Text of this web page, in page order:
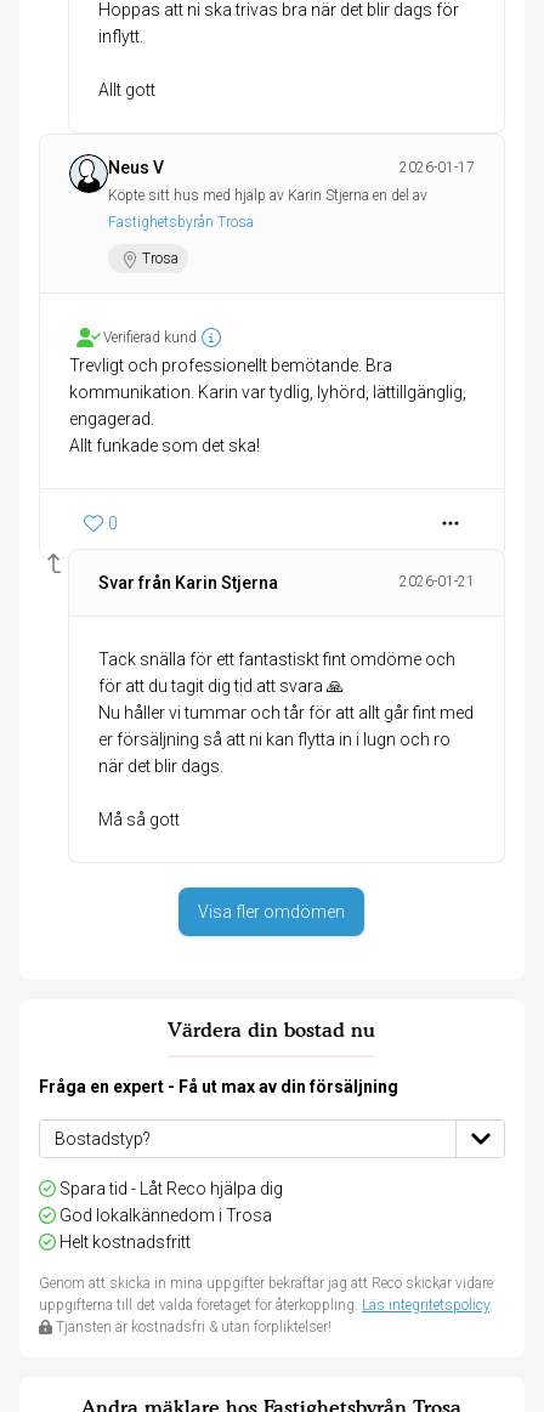
Hoppas att ni ska trivas bra när det blir dags för
inflytt.
Allt gott
Neus V
2026-01-17
Köpte sitt hus med hjälp av Karin Stjerna en del av
Fastighetsbyrån Trosa
Trosa
Verifierad kund
Trevligt och professionellt bemötande. Bra
kommunikation. Karin var tydlig, lyhörd, lättillgänglig,
engagerad.
0
Svar från Karin Stjerna 2026-01-21
Tack snälla för ett fantastiskt fint omdöme och
för att du tagit dig tid att svara 🙏
Nu håller vi tummar och tår för att allt går fint med
er försäljning så att ni kan flytta in i lugn och ro
när det blir dags.
Må så gott
Visa fler omdömen
Värdera din bostad nu
Fråga en expert - Få ut max av din försäljning
Spara tid - Låt Reco hjälpa dig
God lokalkännedom i Trosa
Helt kostnadsfritt
Genom att skicka in mina uppgifter bekräftar jag att Reco skickar vidare
uppgifterna till det valda företaget för återkoppling. Läs integritetspolicy.
Tjänsten är kostnadsfri & utan förpliktelser!